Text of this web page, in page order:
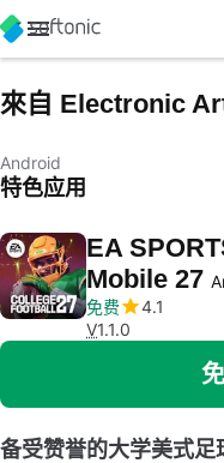
來自 Electronic
Android
特色应用
EA
Mobile 27
免费
4.1
V1.1.0
备受赞誉的大学美式足